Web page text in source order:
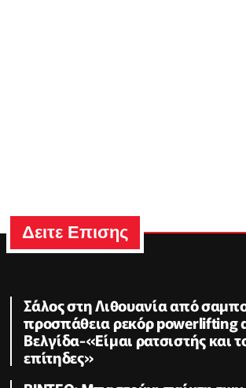
Δειτε Επισης
Σάλος στη Λιθουανία από
προσπάθεια ρεκόρ powerlifting
Βελγίδα-«Είμαι ρατσιστής και
επίτηδες»